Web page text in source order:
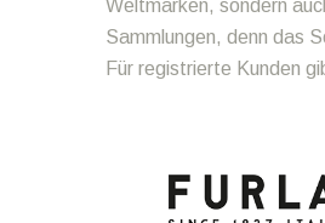
Weltmarken, sondern
Sammlungen, denn das
Für registrierte Kunden